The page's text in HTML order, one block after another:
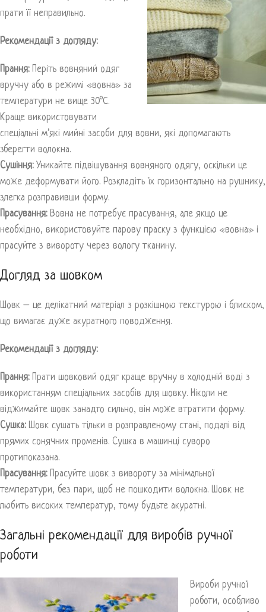
прати її неправильно.
Рекомендації з догляду:
Прання:Періть вовняний одяг
вручну або в режимі «вовна» за
температури не вище 30°C.
Краще використовувати
спеціальні м’які мийні засоби для вовни, які допомагають
зберегти волокна.
Сушіння:Уникайте підвішування вовняного одягу, оскільки це
може деформувати його. Розкладіть їх горизонтально на рушнику,
злегка розправивши форму.
Прасування:Вовна не потребує прасування, але якщо це
необхідно, використовуйте парову праску з функцією «вовна» і
прасуйте з вивороту через вологу тканину.
Догляд за шовком
Шовк – це делікатний матеріал з розкішною текстурою і блиском,
що вимагає дуже акуратного поводження.
Рекомендації з догляду:
Прання:Прати шовковий одяг краще вручну в холодній воді з
використанням спеціальних засобів для шовку. Ніколи не
віджимайте шовк занадто сильно, він може втратити форму.
Сушка:Шовк сушать тільки в розправленому стані, подалі від
прямих сонячних променів. Сушка в машинці суворо
протипоказана.
Прасування:Прасуйте шовк з вивороту за мінімальної
температури, без пари, щоб не пошкодити волокна. Шовк не
любить високих температур, тому будьте акуратні.
Загальні рекомендації для виробів ручної
роботи
Вироби ручної
роботи, особливо